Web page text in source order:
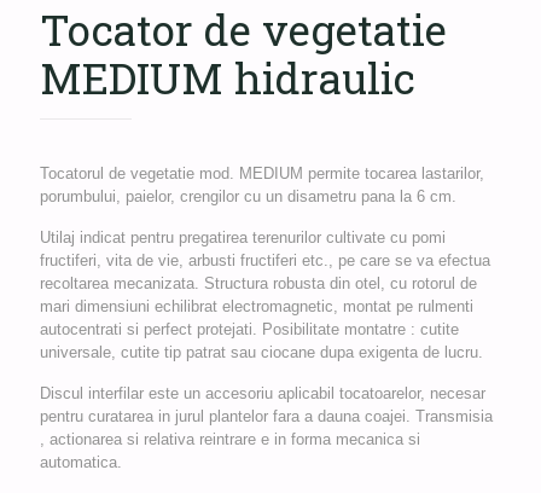
Tocator de vegetatie
MEDIUM hidraulic
Tocatorul de vegetatie mod. MEDIUM permite tocarea lastarilor,
porumbului, paielor, crengilor cu un disametru pana la 6 cm.
Utilaj indicat pentru pregatirea terenurilor cultivate cu pomi
fructiferi, vita de vie, arbusti fructiferi etc., pe care se va efectua
recoltarea mecanizata. Structura robusta din otel, cu rotorul de
mari dimensiuni echilibrat electromagnetic, montat pe rulmenti
autocentrati si perfect protejati. Posibilitate montatre : cutite
universale, cutite tip patrat sau ciocane dupa exigenta de lucru.
Discul interfilar este un accesoriu aplicabil tocatoarelor, necesar
pentru curatarea in jurul plantelor fara a dauna coajei. Transmisia
, actionarea si relativa reintrare e in forma mecanica si
automatica.